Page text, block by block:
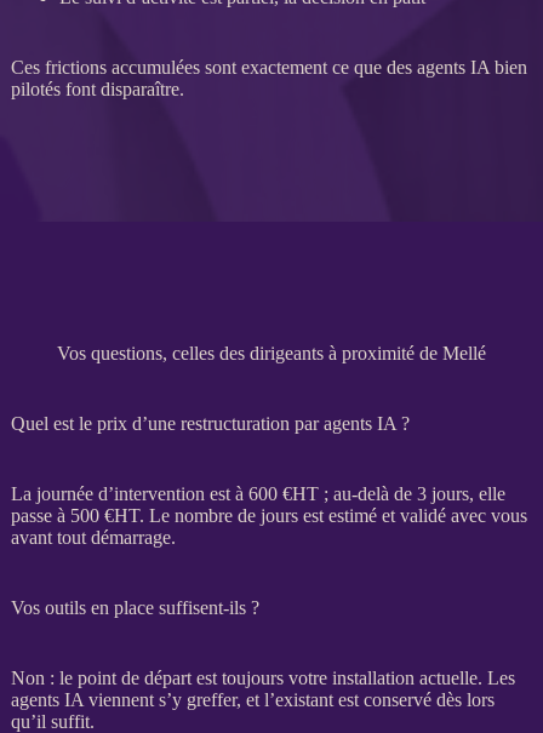
Ces frictions accumulées sont exactement ce que des agents IA bien
pilotés font disparaître.
Vos questions, celles des dirigeants à proximité de Mellé
Quel est le prix d’une restructuration par agents IA ?
La journée d’intervention est à 600 €HT; au-delà de 3 jours, elle
passe à 500 €HT. Le nombre de jours est estimé et validé avec vous
avant tout démarrage.
Vos outils en place suffisent-ils ?
Non : le point de départ est toujours votre installation actuelle. Les
agents IA viennent s’y greffer, et l’existant est conservé dès lors
qu’il suffit.